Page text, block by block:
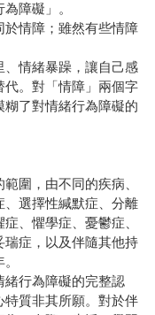
障礙」。
情障；雖然有些情障
情緒暴躁，讓自己感
代。對「情障」兩個字
了對情緒行為障礙的
圍，由不同的疾病、
、選擇性緘默症、分離
、懼學症、憂鬱症、
瑞症，以及伴隨其他持
緒行為障礙的完整認
質非其所願。對於伴